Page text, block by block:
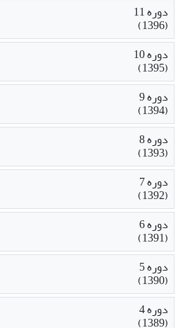
دوره 11
(1396)
دوره 10
(1395)
دوره 9
(1394)
دوره 8
(1393)
دوره 7
(1392)
دوره 6
(1391)
دوره 5
(1390)
دوره 4
(1389)